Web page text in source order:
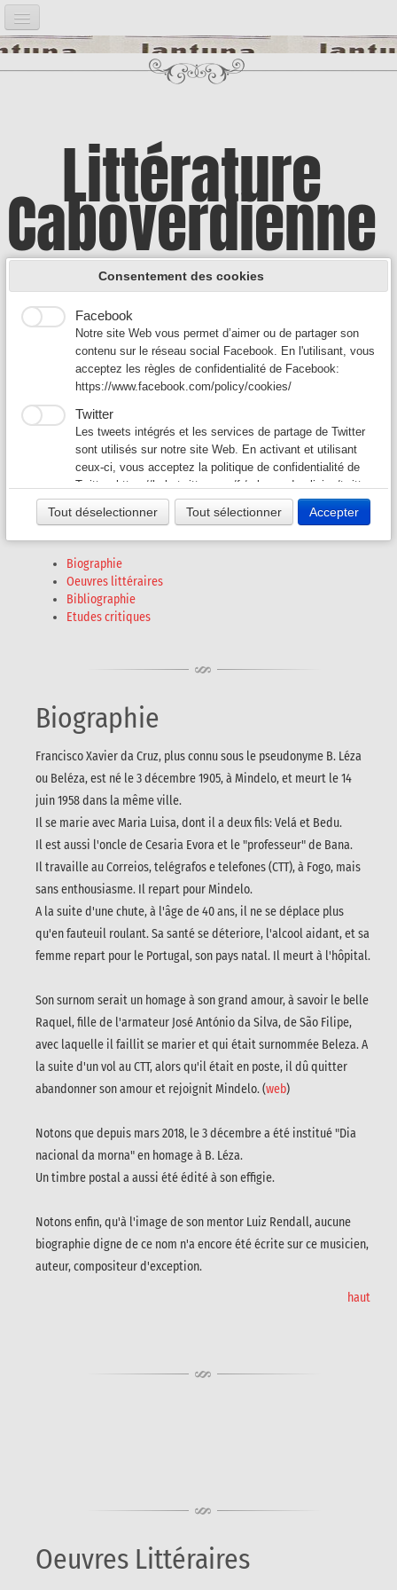
Accueil
Introduction
Illustrations▼
Auteurs A▼
Auteurs B - C▼
Auteurs D-F▼
Auteurs G-L ▼
Auteurs M-O▼
Auteurs P - S▼
Auteurs T - V▼
Revues A-K▼
Littérature
Caboverdienne
A la découverte d'une culture encore
méconnue
B. Léza
(alias de Francisco Xavier da Cruz)
(1905 - 1958)
Biographie
Oeuvres littéraires
Bibliographie
Etudes critiques
Biographie
Francisco Xavier da Cruz, plus connu sous le pseudonyme B. Léza
ou Beléza, est né le 3 décembre 1905, à Mindelo, et meurt le 14
juin 1958 dans la même ville.
Il se marie avec Maria Luisa, dont il a deux fils: Velá et Bedu.
Il est aussi l'oncle de Cesaria Evora et le "professeur" de Bana.
Il travaille au Correios, telégrafos e telefones (CTT), à Fogo, mais
sans enthousiasme. Il repart pour Mindelo.
A la suite d'une chute, à l'âge de 40 ans, il ne se déplace plus
qu'en fauteuil roulant. Sa santé se déteriore, l'alcool aidant, et sa
femme repart pour le Portugal, son pays natal. Il meurt à l'hôpital.
Son surnom serait un homage à son grand amour, à savoir le belle
Raquel, fille de l'armateur José António da Silva, de São Filipe,
avec laquelle il faillit se marier et qui était surnommée Beleza. A
la suite d'un vol au CTT, alors qu'il était en poste, il dû quitter
abandonner son amour et rejoignit Mindelo. (web)
Notons que depuis mars 2018, le 3 décembre a été institué "Dia
nacional da morna" en homage à B. Léza.
Un timbre postal a aussi été édité à son effigie.
Notons enfin, qu'à l'image de son mentor Luiz Rendall, aucune
biographie digne de ce nom n'a encore été écrite sur ce musicien,
auteur, compositeur d'exception.
haut
Oeuvres Littéraires
Consentement des cookies
Google Analytics
Google Analytics est un service utilisé sur notre site Web
qui permet de suivre, de signaler le trafic et de mesurer la
manière dont les utilisateurs interagissent avec le contenu
de notre site Web afin de l’améliorer et de fournir de
Facebook
Notre site Web vous permet d’aimer ou de partager son
contenu sur le réseau social Facebook. En l'utilisant, vous
acceptez les règles de confidentialité de Facebook:
https://www.facebook.com/policy/cookies/
Twitter
Les tweets intégrés et les services de partage de Twitter
sont utilisés sur notre site Web. En activant et utilisant
ceux-ci, vous acceptez la politique de confidentialité de
Twitter:https://help.twitter.com/fr/rules-and-policies/twitter-
cookies
Tout déselectionner Tout sélectionner Accepter